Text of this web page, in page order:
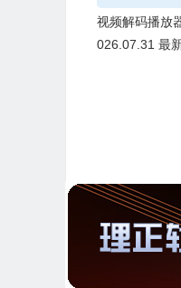
视频解码播放
026.07.31 最